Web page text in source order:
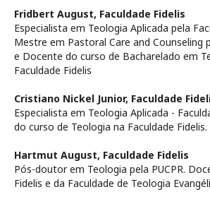
Fridbert August, Faculdade Fidelis
Especialista em Teologia Aplicada pela
Mestre em Pastoral Care and Counseling
e Docente do curso de Bacharelado em
Faculdade Fidelis
Cristiano Nickel Junior, Faculdade
Especialista em Teologia Aplicada -
do curso de Teologia na Faculdade Fidelis.
Hartmut August, Faculdade Fidelis
Pós-doutor em Teologia pela PUCPR.
Fidelis e da Faculdade de Teologia